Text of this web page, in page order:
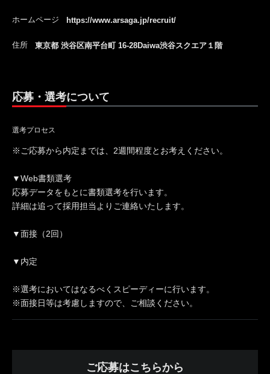
ホームページ https://www.arsaga.jp/recruit/
住所 東京都 渋谷区南平台町 16-28Daiwa渋谷スクエア１階
応募・選考について
選考プロセス
※ご応募から内定までは、2週間程度とお考えください。
▼Web書類選考
応募データをもとに書類選考を行います。
詳細は追って採用担当よりご連絡いたします。
▼面接（2回）
▼内定
※選考においてはなるべくスピーディーに行います。
※面接日等は考慮しますので、ご相談ください。
ご応募はこちらから